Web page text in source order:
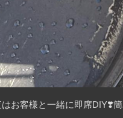
はお客様と一緒に即席DIY❣️